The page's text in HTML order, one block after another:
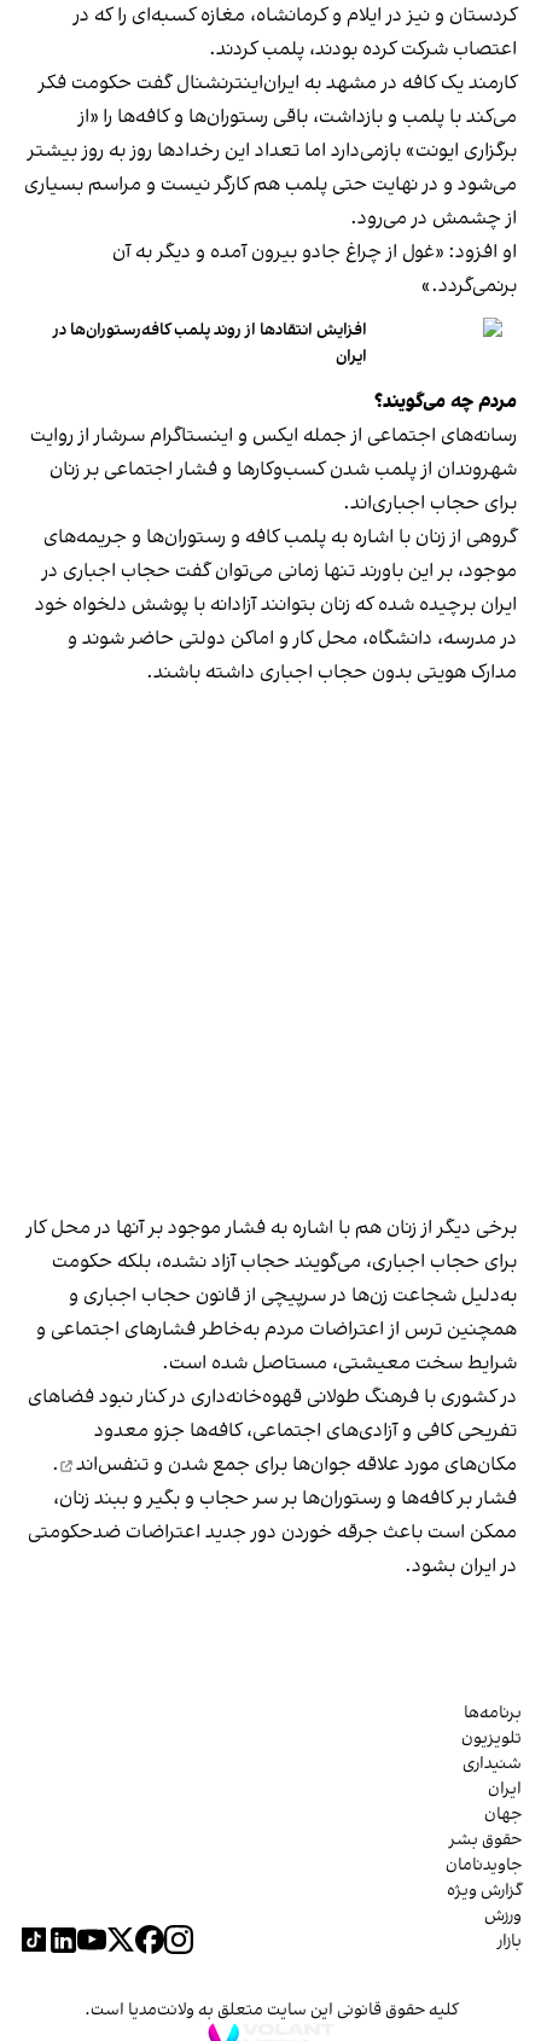
کردستان و نیز در ایلام و کرمانشاه، مغازه کسبه‌ای را که در
اعتصاب شرکت کرده بودند، پلمب کردند.
کارمند یک کافه در مشهد به ایران‌اینترنشنال گفت حکومت فکر
می‌کند با پلمب و بازداشت، باقی رستوران‌ها و کافه‌ها را «از
برگزاری ایونت» بازمی‌دارد اما تعداد این رخدادها روز به روز بیشتر
می‌شود و در نهایت حتی پلمب هم کارگر نیست و مراسم بسیاری
از چشمش در می‌رود.
او افزود: «غول از چراغ جادو بیرون آمده و دیگر به آن
برنمی‎‌گردد.»
افزایش انتقادها از روند پلمب کافه‌رستوران‌ها در
ایران
مردم چه می‌گویند؟
رسانه‎‌های اجتماعی از جمله ایکس و اینستاگرام سرشار از روایت
شهروندان از پلمب شدن کسب‌وکارها و فشار اجتماعی بر زنان
برای حجاب اجباری‌اند.
گروهی از زنان با اشاره به پلمب کافه و رستوران‌ها و جریمه‌های
موجود، بر این باورند تنها زمانی می‌توان گفت حجاب اجباری در
ایران برچیده شده که زنان بتوانند آزادانه با پوشش دلخواه خود
در مدرسه، دانشگاه، محل کار و اماکن دولتی حاضر شوند و
مدارک هویتی بدون حجاب اجباری داشته باشند.
برخی دیگر از زنان هم با اشاره به فشار موجود بر آنها در محل کار
برای حجاب اجباری، می‌گویند حجاب آزاد نشده، بلکه حکومت
به‌دلیل شجاعت زن‌ها در سرپیچی از قانون حجاب اجباری و
همچنین ترس از اعتراضات مردم به‌خاطر فشارهای اجتماعی و
شرایط سخت معیشتی، مستاصل شده است.
در کشوری با فرهنگ طولانی قهوه‌‌خانه‌داری در کنار نبود فضاهای
تفریحی کافی و آزادی‌های اجتماعی، کافه‌ها جزو معدود
مکان‌های مورد علاقه جوان‌ها برای جمع شدن و تنفس‌اند
.
فشار بر کافه‌ها و رستوران‌ها بر سر حجاب و بگیر و ببند زنان،
ممکن است باعث جرقه خوردن دور جدید اعتراضات ضدحکومتی
در ایران بشود.
برنامه‌ها
تلویزیون
شنیداری
ایران
جهان
حقوق بشر
جاویدنامان
گزارش ویژه
ورزش
بازار
کلیه حقوق قانونی این سایت متعلق به ولانت‌مدیا است.